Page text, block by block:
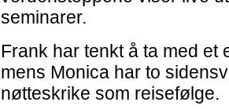
seminarer.
Frank har tenkt å ta med
mens Monica har to
nøtteskrike som reisefølge.